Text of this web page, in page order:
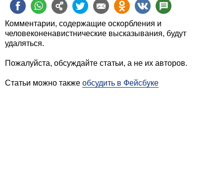
Комментарии, содержащие оскорбления и
человеконенавистнические высказывания, будут
удаляться.
Пожалуйста, обсуждайте статьи, а не их авторов.
Статьи можно также обсудить в Фейсбуке